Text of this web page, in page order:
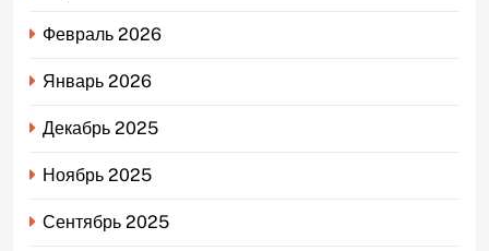
Февраль 2026
Январь 2026
Декабрь 2025
Ноябрь 2025
Сентябрь 2025